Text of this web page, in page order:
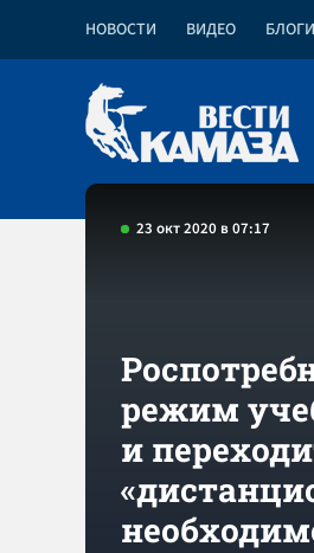
НОВОСТИ ВИДЕО БЛОГИ
23 окт 2020 в 07:17
режим
и